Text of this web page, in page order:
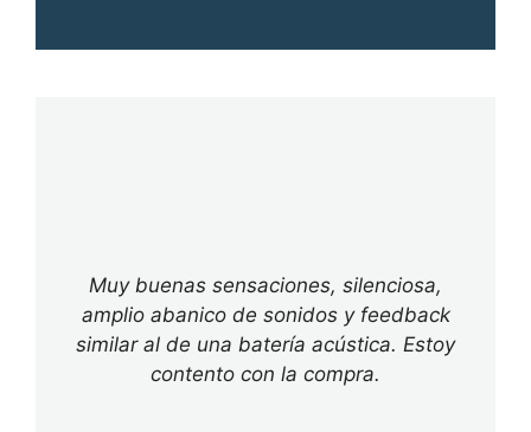
Muy buenas sensaciones, silenciosa,
amplio abanico de sonidos y feedback
similar al de una batería acústica. Estoy
contento con la compra.